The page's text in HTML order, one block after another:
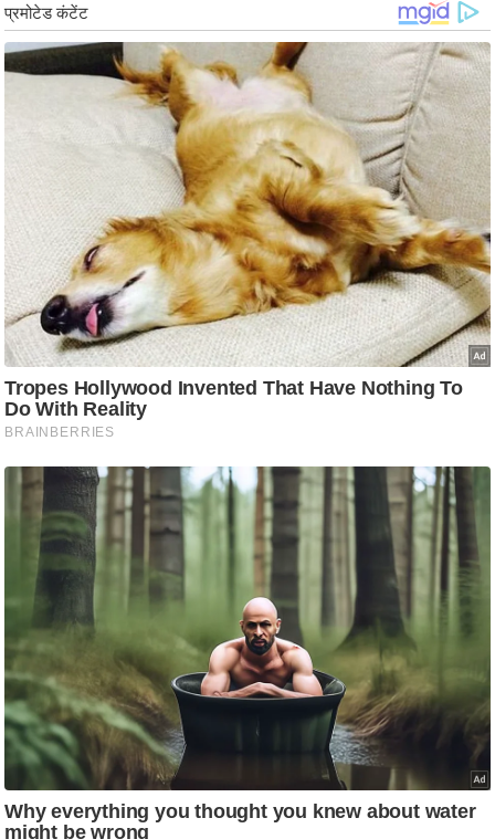
/
फै
श
लू
नु
स्खे
प
र्य
ट
स्थ
ल
फि
ट
स
मं
त्रा
रि
ले
श
न
शि
प
रा